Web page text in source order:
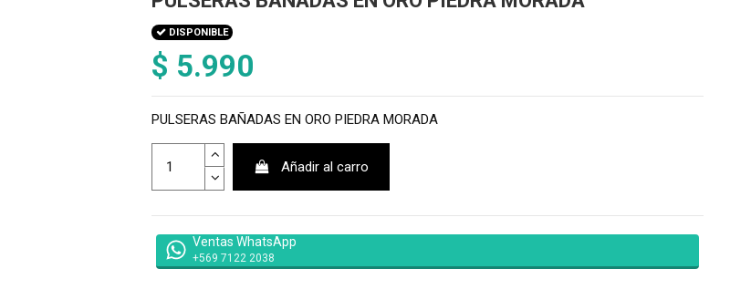
DISPONIBLE
$ 5.990
PULSERAS BAÑADAS EN ORO PIEDRA MORADA
Añadir al carro
Ventas WhatsApp
+569 7122 2038